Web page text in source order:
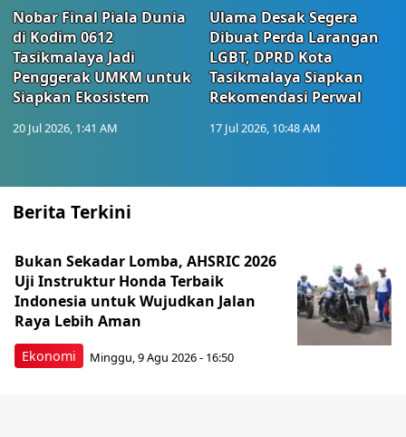
Nobar Final Piala Dunia
di Kodim 0612
Tasikmalaya Jadi
Penggerak UMKM untuk
Siapkan Ekosistem
20 Jul 2026, 1:41 AM
Ulama Desak Segera
Dibuat Perda Larangan
LGBT, DPRD Kota
Tasikmalaya Siapkan
Rekomendasi Perwal
17 Jul 2026, 10:48 AM
Berita Terkini
Ekonomi
Bukan Sekadar Lomba, AHSRIC 2026
Uji Instruktur Honda Terbaik
Indonesia untuk Wujudkan Jalan
Raya Lebih Aman
Minggu, 9 Agu 2026 - 16:50